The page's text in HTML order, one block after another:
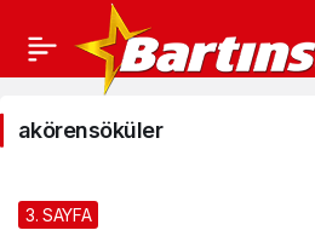
akörensöküler
akörensöküler
3. SAYFA